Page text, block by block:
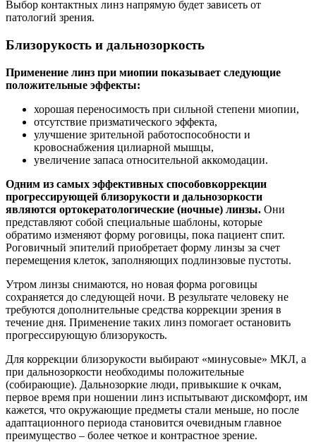
Выбор контактных линз напрямую будет зависеть от
патологий зрения.
Близорукость и дальнозоркость
Применение линз при миопии показывает следующие
положительные эффекты:
хорошая переносимость при сильной степени миопии,
отсутствие призматического эффекта,
улучшение зрительной работоспособности и
кровоснабжения цилиарной мышцы,
увеличение запаса относительной аккомодации.
Одним из самых эффективных способовкоррекции
прогрессирующей близорукости и дальнозоркости
являются ортокератологические (ночные) линзы. Они
представляют собой специальные шаблоны, которые
обратимо изменяют форму роговицы, пока пациент спит.
Роговичный эпителий приобретает форму линзы за счет
перемещения клеток, заполняющих подлинзовые пустоты.
Утром линзы снимаются, но новая форма роговицы
сохраняется до следующей ночи. В результате человеку не
требуются дополнительные средства коррекции зрения в
течение дня. Применение таких линз помогает остановить
прогрессирующую близорукость.
Для коррекции близорукости выбирают «минусовые» МКЛ, а
при дальнозоркости необходимы положительные
(собирающие). Дальнозоркие люди, привыкшие к очкам,
первое время при ношении линз испытывают дискомфорт, им
кажется, что окружающие предметы стали меньше, но после
адаптационного периода становится очевидным главное
преимущество – более четкое и контрастное зрение.